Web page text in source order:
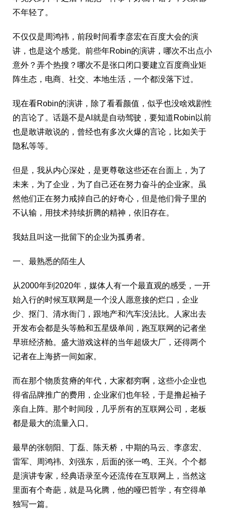
不年轻了。
不仅仅是周鸿祎，前段时间看李彦宏在百度大会的演
讲，也是这个感觉。前些年Robin的演讲，哪次不出点小
意外？弄个热搜？哪次不是张口闭口要建立百度商业矩
阵生态，电商、社交、本地生活，一个都没落下过。
现在看Robin的演讲，除了看看颜值，似乎也没啥戏剧性
的言论了。话题不是AI就是自动驾驶，要知道Robin以前
也是敢讲敢说的，曾经也有多次火爆的言论，比如关于
隐私等等。
但是，我从内心深处，是更尊敬这些还在台面上，为了
未来，为了企业，为了自己还在努力奋斗的企业家。虽
然他们正在努力戒掉自己的好奇心，但是他们骨子里的
不认输，用技术持续折腾的精神，依旧存在。
我姑且叫这一批留下的企业为孤勇者。
一、最熟悉的陌生人
从2000年到2020年，媒体人有一个最直观的感受，一开
始入行的时候互联网是一个没人愿意接的烂口，企业
少、抠门、清水衙门，跟地产和汽车没法比。人家出去
开发布会都是头等舱和五星级单间，跑互联网的记者坐
早班经济舱。盛大游戏这样的当年超级大厂，还得两个
记者在上海挤一间如家。
而在那个物质贫瘠的年代，大家都穷啊，这些小企业也
得省品牌推广的费用，企业家们也年轻，于是撸起袖子
亲自上阵。那个时间段，几乎所有的互联网公司，老板
都是最大的流量入口。
最早的张朝阳、丁磊、陈天桥，中期的马云、李彦宏、
雷军、周鸿祎、刘强东，后面的张一鸣、王兴。个个都
是演讲专家，经典语录至今还流传在互联网上，当然这
里面有个奇葩，就是马化腾，他的哑巴哲学，有空得单
独写一篇。